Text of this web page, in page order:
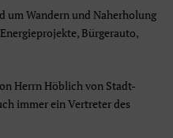
um Wandern und Naherholung
Bürgerauto,
Herrn Höblich von Stadt-
immer ein Vertreter des